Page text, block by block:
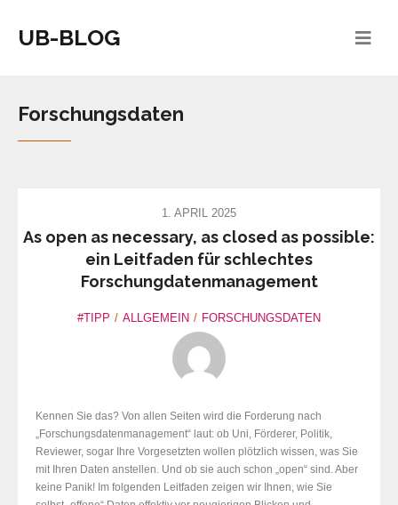
UB-BLOG
Forschungsdaten
1. APRIL 2025
As open as necessary, as closed as possible:
ein Leitfaden für schlechtes
Forschungdatenmanagement
#TIPP ALLGEMEIN FORSCHUNGSDATEN
Kennen Sie das? Von allen Seiten wird die Forderung nach
„Forschungsdatenmanagement“ laut: ob Uni, Förderer, Politik,
Reviewer, sogar Ihre Vorgesetzten wollen plötzlich wissen, was Sie
mit Ihren Daten anstellen. Und ob sie auch schon „open“ sind. Aber
keine Panik! Im folgenden Leitfaden zeigen wir Ihnen, wie Sie